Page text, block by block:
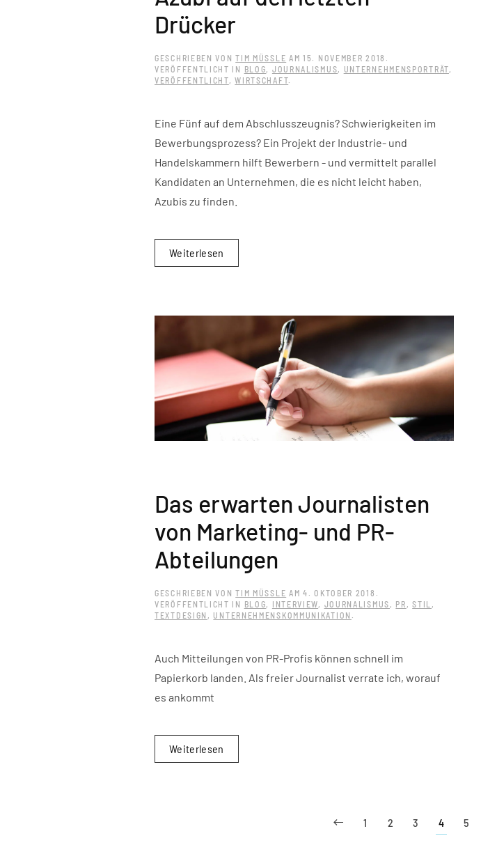
Drücker
GESCHRIEBEN VONTIM MÜSSLE AM15. NOVEMBER 2018 .
VERÖFFENTLICHT IN BLOG, JOURNALISMUS, UNTERNEHMENSPORTRÄT,
VERÖFFENTLICHT,WIRTSCHAFT.
Eine Fünf auf dem Abschlusszeugnis? Schwierigkeiten im
Bewerbungsprozess? Ein Projekt der Industrie- und
Handelskammern hilft Bewerbern - und vermittelt parallel
Kandidaten an Unternehmen, die es nicht leicht haben,
Azubis zu finden.
Weiterlesen
Das erwarten Journalisten
von Marketing- und PR-
Abteilungen
GESCHRIEBEN VONTIM MÜSSLE AM4. OKTOBER 2018
VERÖFFENTLICHT IN BLOG INTERVIEW JOURNALISMUS PR ,STIL
TEXTDESIGN
UNTERNEHMENSKOMMUNIKATION
Auch Mitteilungen von PR-Profis können schnell im
Papierkorb landen. Als freier Journalist verrate ich, worauf
es ankommt
Weiterlesen
1 2 3 4 5